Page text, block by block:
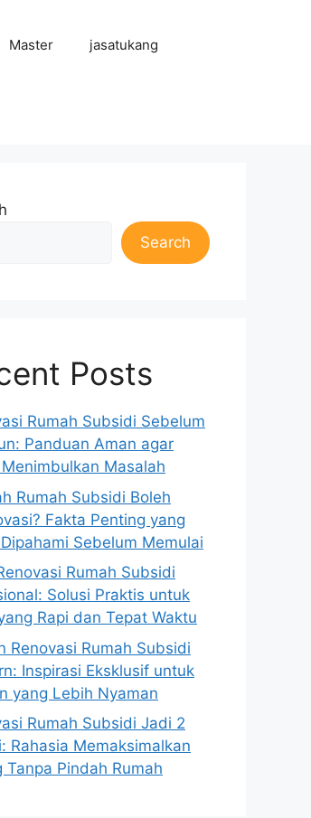
Master jasatukang
Search
Posts
Rumah Subsidi Sebelum
Panduan Aman agar
Masalah
Rumah Subsidi Boleh
Fakta Penting yang
Sebelum Memulai
Rumah Subsidi
Solusi Praktis untuk
Rapi dan Tepat Waktu
Renovasi Rumah Subsidi
Inspirasi Eksklusif untuk
yang Lebih Nyaman
Rumah Subsidi Jadi 2
Rahasia Memaksimalkan
Tanpa Pindah Rumah